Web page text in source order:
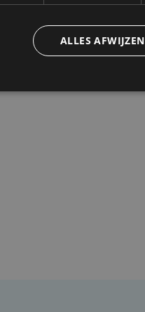
ALLES AFWIJZEN